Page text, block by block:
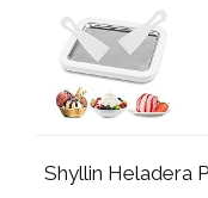
Shyllin Heladera